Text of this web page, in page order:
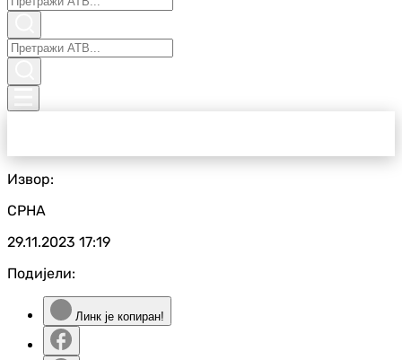
Извор:
СРНА
29.11.2023 17:19
Подијели:
Линк је копиран!